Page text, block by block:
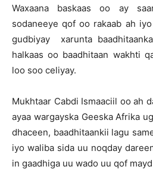
Waxaana baskaas oo ay
sodaneeye qof oo rakaab ah
gudbiyay xarunta
halkaas oo baadhitaan wakhti
loo soo celiyay.
Mukhtaar Cabdi Ismaaciil oo ah
ayaa wargayska Geeska Afrika
dhaceen, baadhitaankii lagu
iyo waliba sida uu noqday
in gaadhiga uu wado uu qof